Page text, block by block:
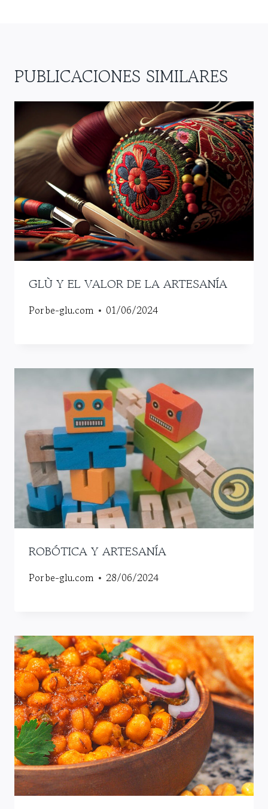
PUBLICACIONES SIMILARES
GLÙ Y EL VALOR DE LA ARTESANÍA
Porbe-glu.com 01/06/2024
ROBÓTICA Y ARTESANÍA
Porbe-glu.com 28/06/2024